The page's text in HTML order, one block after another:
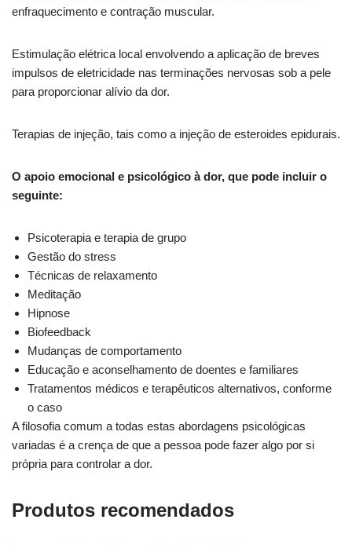
enfraquecimento e contração muscular.
Estimulação elétrica local envolvendo a aplicação de breves
impulsos de eletricidade nas terminações nervosas sob a pele
para proporcionar alívio da dor.
Terapias de injeção, tais como a injeção de esteroides epidurais.
O apoio emocional e psicológico à dor, que pode incluir o
seguinte:
Psicoterapia e terapia de grupo
Gestão do stress
Técnicas de relaxamento
Meditação
Hipnose
Biofeedback
Mudanças de comportamento
Educação e aconselhamento de doentes e familiares
Tratamentos médicos e terapêuticos alternativos, conforme
o caso
A filosofia comum a todas estas abordagens psicológicas
variadas é a crença de que a pessoa pode fazer algo por si
própria para controlar a dor.
Produtos recomendados